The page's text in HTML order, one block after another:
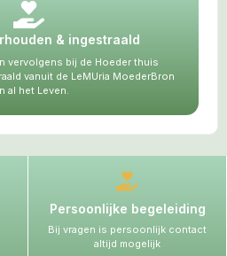
& ingestraald
vervolgens bij de Hoeder thuis
vanuit de LeMUria MoederBron
al het Leven.
Persoonlijke begeleiding
Bij vragen is persoonlijk contact
altijd mogelijk